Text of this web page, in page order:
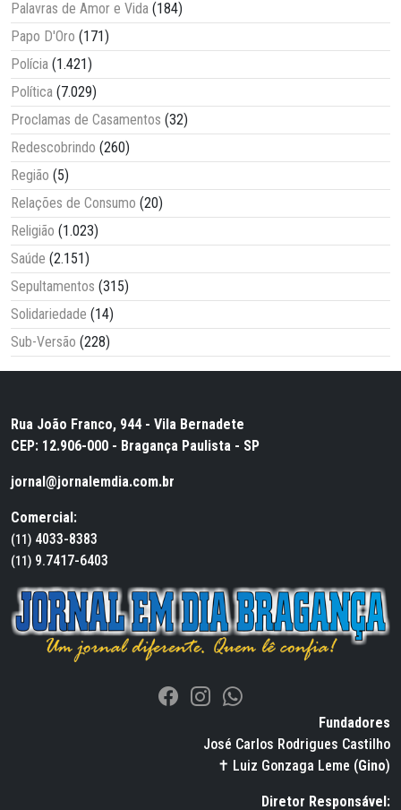
Palavras de Amor e Vida (184)
Papo D'Oro (171)
Polícia (1.421)
Política (7.029)
Proclamas de Casamentos (32)
Redescobrindo (260)
Região (5)
Relações de Consumo (20)
Religião (1.023)
Saúde (2.151)
Sepultamentos (315)
Solidariedade (14)
Sub-Versão (228)
Rua João Franco, 944 - Vila Bernadete
CEP: 12.906-000 - Bragança Paulista - SP
jornal@jornalemdia.com.br
Comercial:
(11) 4033-8383
(11) 9.7417-6403
Fundadores
José Carlos Rodrigues Castilho
✝ Luiz Gonzaga Leme (Gino)
Diretor Responsável: